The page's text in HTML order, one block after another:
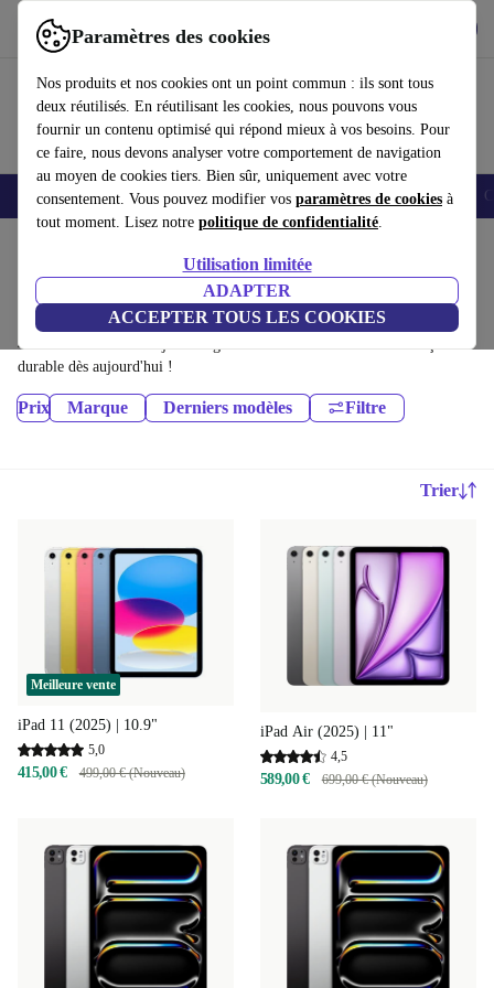
Paramètres des cookies
Nos produits et nos cookies ont un point commun : ils sont tous
deux réutilisés. En réutilisant les cookies, nous pouvons vous
fournir un contenu optimisé qui répond mieux à vos besoins. Pour
ce faire, nous devons analyser votre comportement de navigation
au moyen de cookies tiers. Bien sûr, uniquement avec votre
consentement. Vous pouvez modifier vos paramètres de cookies à
tout moment. Lisez notre politique de confidentialité.
Utilisation limitée
ADAPTER
ACCEPTER TOUS LES COOKIES
Utilisez refurbed rapidement et facilement
Smartphones Laptops Tablettes Montres connectées Accessoires
Tablettes:
Tablettes certifiés reconditionnés à moins de 2000€ – économisez jusqu'à
40 %. Retours sous 30 jours et garantie de 12 mois. Achetez de façon
durable dès aujourd'hui !
Prix Marque Derniers modèles Filtre
Trier
Meilleure vente
iPad 11 (2025) | 10.9"
5,0
415,00 € 499,00 € (Nouveau)
iPad Air (2025) | 11"
4,5
589,00 € 699,00 € (Nouveau)